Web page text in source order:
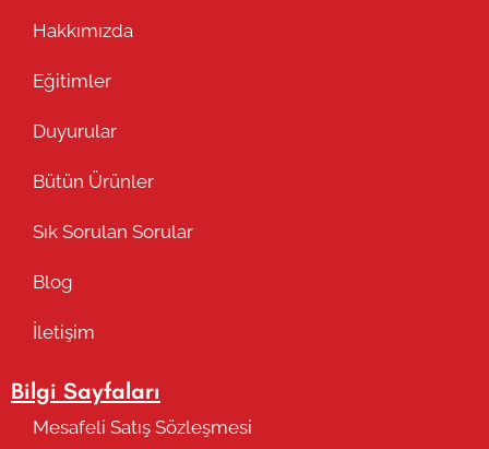
Hakkımızda
Eğitimler
Duyurular
Bütün Ürünler
Sık Sorulan Sorular
Blog
İletişim
Bilgi Sayfaları
Mesafeli Satış Sözleşmesi